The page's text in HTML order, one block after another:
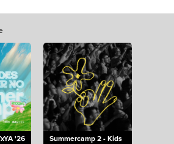
'26
Summercamp 2 - Kids